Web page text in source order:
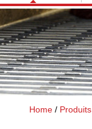
Home Produits